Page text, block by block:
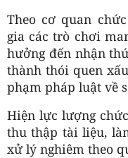
Theo cơ quan
gia các trò chơi
hưởng đến nhận
thành thói quen
phạm pháp luật về
Hiện lực lượng
thu thập tài liệu,
xử lý nghiêm theo